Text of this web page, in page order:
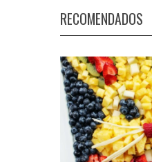
RECOMENDADOSc
h
o
r
: